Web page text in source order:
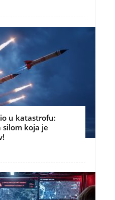
u katastrofu:
silom koja je